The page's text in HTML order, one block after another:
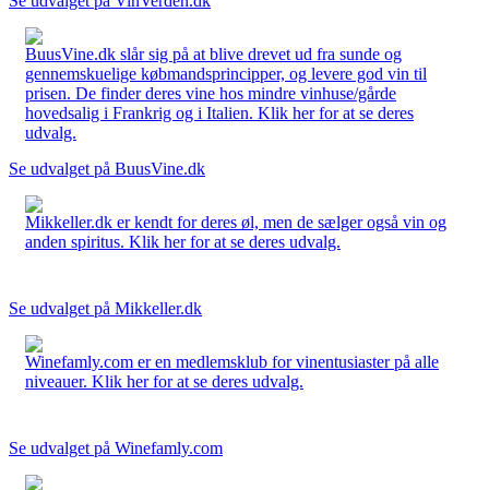
BuusVine.dk slår sig på at blive drevet ud fra sunde og
gennemskuelige købmandsprincipper, og levere god vin til
prisen. De finder deres vine hos mindre vinhuse/gårde
hovedsalig i Frankrig og i Italien. Klik her for at se deres
udvalg.
Se udvalget på BuusVine.dk
Mikkeller.dk er kendt for deres øl, men de sælger også vin og
anden spiritus. Klik her for at se deres udvalg.
Se udvalget på Mikkeller.dk
Winefamly.com er en medlemsklub for vinentusiaster på alle
niveauer. Klik her for at se deres udvalg.
Se udvalget på Winefamly.com